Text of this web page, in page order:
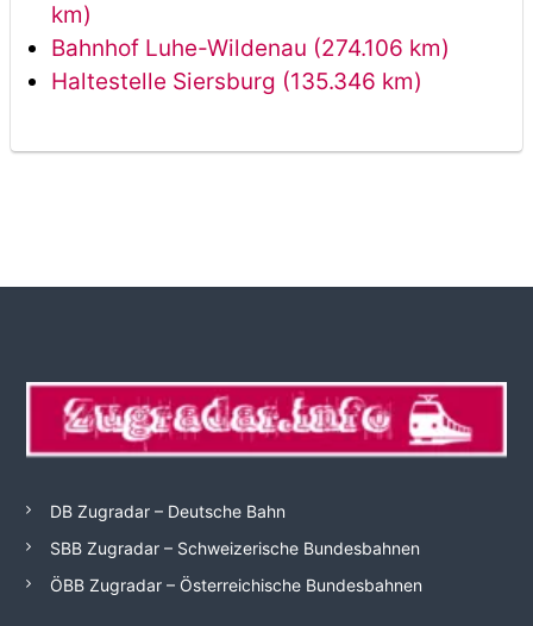
km)
Bahnhof Luhe-Wildenau (274.106 km)
Haltestelle Siersburg (135.346 km)
DB Zugradar – Deutsche Bahn
SBB Zugradar – Schweizerische Bundesbahnen
ÖBB Zugradar – Österreichische Bundesbahnen